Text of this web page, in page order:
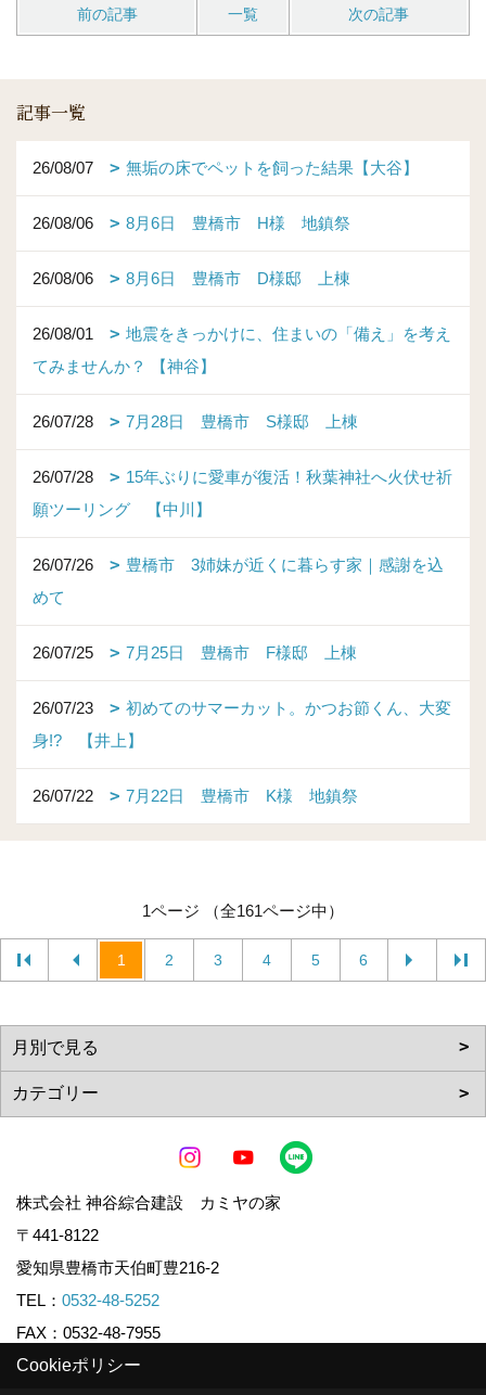
前の記事 一覧 次の記事
記事一覧
26/08/07 無垢の床でペットを飼った結果【大谷】
26/08/06 8月6日 豊橋市 H様 地鎮祭
26/08/06 8月6日 豊橋市 D様邸 上棟
26/08/01
地震をきっかけに、住まいの「備え」を考え
てみませんか？ 【神谷】
26/07/28 7月28日 豊橋市 S様邸 上棟
26/07/28
15年ぶりに愛車が復活！秋葉神社へ火伏せ祈
願ツーリング 【中川】
26/07/26
豊橋市 3姉妹が近くに暮らす家｜感謝を込
めて
26/07/25 7月25日 豊橋市 F様邸 上棟
26/07/23
初めてのサマーカット。かつお節くん、大変
身!? 【井上】
26/07/22 7月22日 豊橋市 K様 地鎮祭
1ページ （全161ページ中）
1 2 3 4 5 6
株式会社 神谷綜合建設 カミヤの家
〒441-8122
愛知県豊橋市天伯町豊216-2
TEL： 0532-48-5252
FAX：0532-48-7955
Cookieポリシー